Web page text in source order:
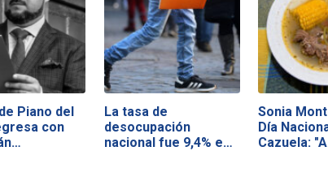
Piano del
con
La tasa de
desocupación
nacional fue 9,4% en
Sonia
Día
Cazuela: